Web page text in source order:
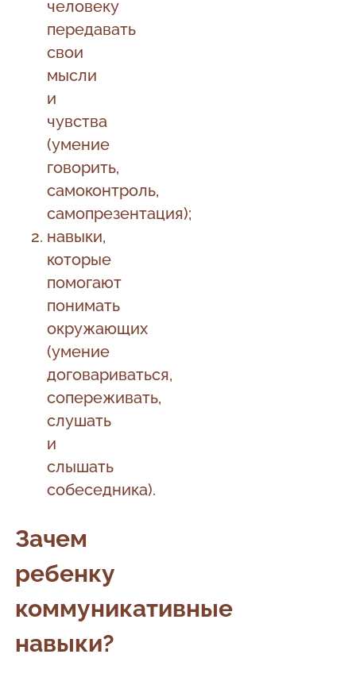
человеку
передавать
свои
мысли
и
чувства
(умение
говорить,
самоконтроль,
самопрезентация);
навыки,
которые
помогают
понимать
окружающих
(умение
договариваться,
сопереживать,
слушать
и
слышать
собеседника).
Зачем
ребенку
коммуникативные
навыки?